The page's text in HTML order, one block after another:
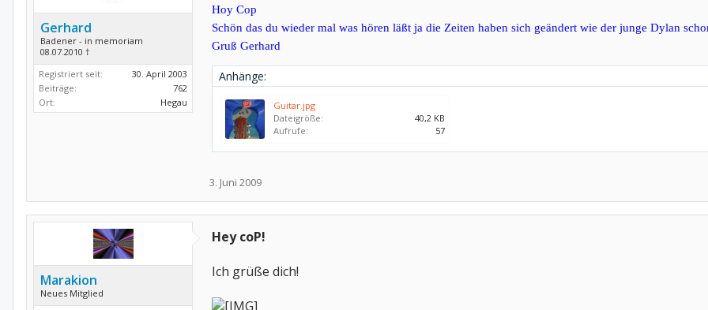
Gerhard
Badener - in memoriam
08.07.2010 †
Registriert seit:
30. April 2003
Beiträge:
762
Ort:
Hegau
Hoy Cop
Schön das du wieder mal was hören läßt ja die Zeiten haben sich geändert wie der junge Dylan
Gruß Gerhard
Anhänge:
Guitar.jpg
Dateigröße:
40,2 KB
Aufrufe:
57
3. Juni 2009
Marakion
Neues Mitglied
Hey coP!
Ich grüße dich!